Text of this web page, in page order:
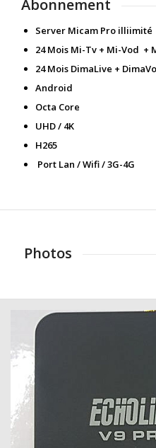
Abonnement
Server Micam Pro illiimité
24 Mois Mi-Tv + Mi-Vod +
24 Mois DimaLive +
Android
Octa Core
UHD / 4K
H265
Port Lan / Wifi / 3G-4G
Photos